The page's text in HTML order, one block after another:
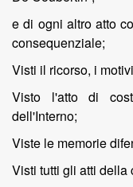
e di ogni altro atto
consequenziale;
Visti il ricorso, i
Visto l'atto di
dell'Interno;
Viste le memorie
Visti tutti gli atti della